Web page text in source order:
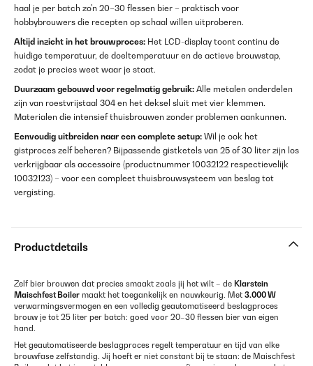
haal je per batch zo'n 20–30 flessen bier – praktisch voor
hobbybrouwers die recepten op schaal willen uitproberen.
Altijd inzicht in het brouwproces: Het LCD-display toont continu de
huidige temperatuur, de doeltemperatuur en de actieve brouwstap,
zodat je precies weet waar je staat.
Duurzaam gebouwd voor regelmatig gebruik: Alle metalen onderdelen
zijn van roestvrijstaal 304 en het deksel sluit met vier klemmen.
Materialen die intensief thuisbrouwen zonder problemen aankunnen.
Eenvoudig uitbreiden naar een complete setup: Wil je ook het
gistproces zelf beheren? Bijpassende gistketels van 25 of 30 liter zijn los
verkrijgbaar als accessoire (productnummer 10032122 respectievelijk
10032123) – voor een compleet thuisbrouwsysteem van beslag tot
vergisting.
Productdetails
Zelf bier brouwen dat precies smaakt zoals jij het wilt – de Klarstein
Maischfest Boiler maakt het toegankelijk en nauwkeurig. Met 3.000 W
verwarmingsvermogen en een volledig geautomatiseerd beslagproces
brouw je tot 25 liter per batch: goed voor 20–30 flessen bier van eigen
hand.
Het geautomatiseerde beslagproces regelt temperatuur en tijd van elke
brouwfase zelfstandig. Jij hoeft er niet constant bij te staan: de Maischfest